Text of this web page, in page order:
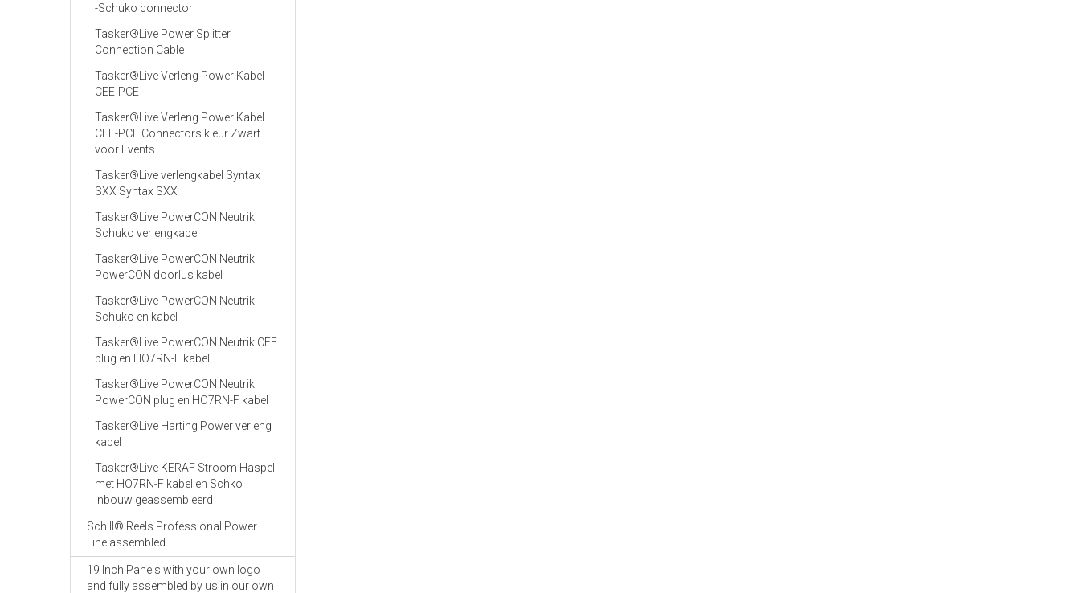
-Schuko connector
Tasker®Live Power Splitter
Connection Cable
Tasker®Live Verleng Power Kabel
CEE-PCE
Tasker®Live Verleng Power Kabel
CEE-PCE Connectors kleur Zwart
voor Events
Tasker®Live verlengkabel Syntax
SXX Syntax SXX
Tasker®Live PowerCON Neutrik
Schuko verlengkabel
Tasker®Live PowerCON Neutrik
PowerCON doorlus kabel
Tasker®Live PowerCON Neutrik
Schuko en kabel
Tasker®Live PowerCON Neutrik CEE
plug en HO7RN-F kabel
Tasker®Live PowerCON Neutrik
PowerCON plug en HO7RN-F kabel
Tasker®Live Harting Power verleng
kabel
Tasker®Live KERAF Stroom Haspel
met HO7RN-F kabel en Schko
inbouw geassembleerd
Schill® Reels Professional Power
Line assembled
19 Inch Panels with your own logo
and fully assembled by us in our own